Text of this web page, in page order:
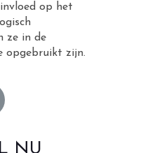
op het
ze in de
opgebruikt zijn.
NU